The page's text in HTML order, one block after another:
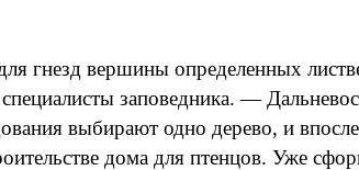
вершины определенных
заповедника. —
выбирают одно дерево, и
дома для птенцов. Уже